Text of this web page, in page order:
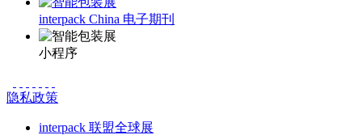
interpack China 电子期刊
小程序
隐私政策
interpack 联盟全球展